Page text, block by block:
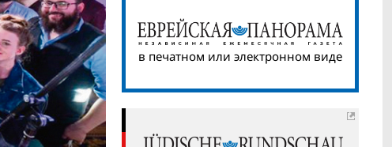
в печатном или электронном виде